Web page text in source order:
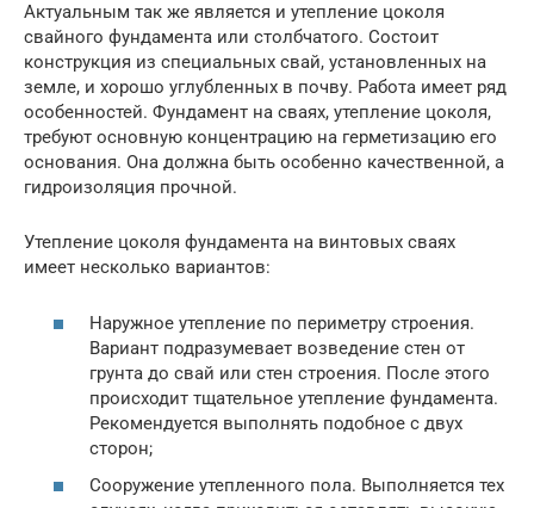
Актуальным так же является и утепление цоколя
свайного фундамента или столбчатого. Состоит
конструкция из специальных свай, установленных на
земле, и хорошо углубленных в почву. Работа имеет ряд
особенностей. Фундамент на сваях, утепление цоколя,
требуют основную концентрацию на герметизацию его
основания. Она должна быть особенно качественной, а
гидроизоляция прочной.
Утепление цоколя фундамента на винтовых сваях
имеет несколько вариантов:
Наружное утепление по периметру строения.
Вариант подразумевает возведение стен от
грунта до свай или стен строения. После этого
происходит тщательное утепление фундамента.
Рекомендуется выполнять подобное с двух
сторон;
Сооружение утепленного пола. Выполняется тех